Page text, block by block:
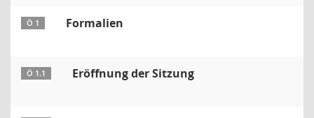
Ö 1 Formalien
Ö 1.1 Eröffnung der Sitzung